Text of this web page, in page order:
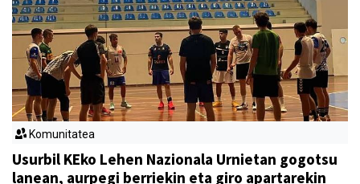
Komunitatea
Usurbil KEko Lehen Nazionala Urnietan gogotsu
lanean, aurpegi berriekin eta giro apartarekin